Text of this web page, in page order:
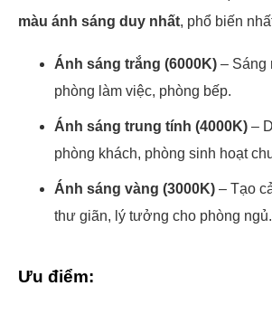
màu ánh sáng duy nhất, phổ biến
Ánh sáng trắng (6000K) – Sáng
phòng làm việc, phòng bếp.
Ánh sáng trung tính (4000K) –
phòng khách, phòng sinh hoạt
Ánh sáng vàng (3000K) – Tạo
thư giãn, lý tưởng cho phòng ngủ.
Ưu điểm: